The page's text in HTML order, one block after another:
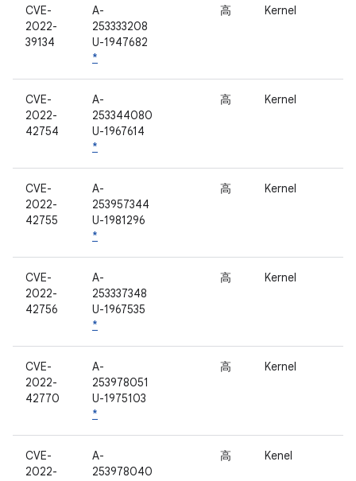
CVE-
2022-
39134
A-
253333208
U-1947682
*
高 Kernel
CVE-
2022-
42754
A-
253344080
U-1967614
*
高 Kernel
CVE-
2022-
42755
A-
253957344
U-1981296
*
高 Kernel
CVE-
2022-
42756
A-
253337348
U-1967535
*
高 Kernel
CVE-
2022-
42770
A-
253978051
U-1975103
*
高 Kernel
CVE-
2022-
A-
253978040
高 Kenel